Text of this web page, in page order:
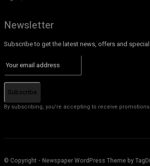
Newsletter
Subscribe to get the latest news, offers and
Subscribe
By subscribing, you're accepting to receive promotions.
© Copyright - Newspaper WordPress Theme by